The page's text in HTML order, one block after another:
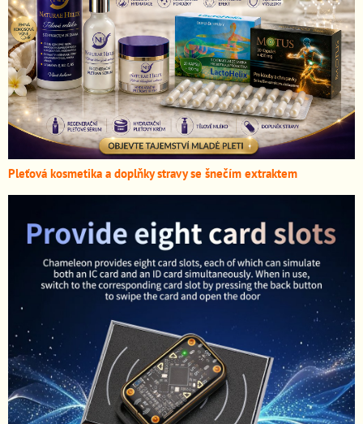
Pleťová kosmetika a doplňky stravy se šnečím extraktem